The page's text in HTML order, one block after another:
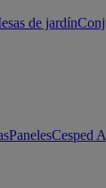
de jardín
PanelesCesped